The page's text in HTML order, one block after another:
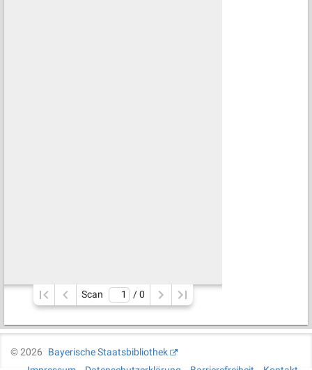
Scan / 0
©2026
Bayerische Staatsbibliothek